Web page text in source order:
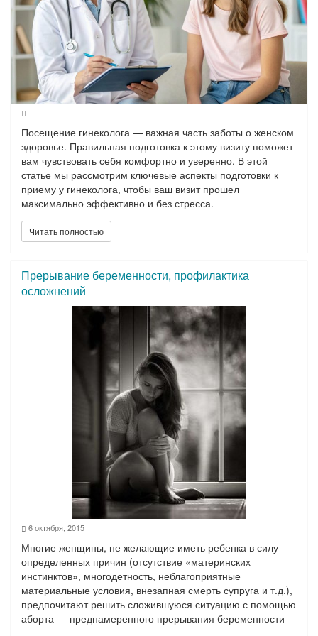
Посещение гинеколога — важная часть заботы о женском
здоровье. Правильная подготовка к этому визиту поможет
вам чувствовать себя комфортно и уверенно. В этой
статье мы рассмотрим ключевые аспекты подготовки к
приему у гинеколога, чтобы ваш визит прошел
максимально эффективно и без стресса.
1. Запись на прием
Выбирайте врача, которому вы доверяете. Если это ваш
первый визит или вы хотите сменить врача, обратите
внимание на рекомендации друзей или отзывы в
1.2 Уточнение вопросов
При записи на прием подумайте о том, какие вопросы вы
хотели бы обсудить с врачом. Это может быть связано с
вашим состоянием здоровья, менструальным циклом или
планированием беременности.
Читать полностью
Прерывание беременности, профилактика
осложнений
6 октября, 2015
Многие женщины, не желающие иметь ребенка в силу
определенных причин (отсутствие «материнских
инстинктов», многодетность, неблагоприятные
материальные условия, внезапная смерть супруга и т.д.),
предпочитают решить сложившуюся ситуацию с помощью
аборта — преднамеренного прерывания беременности